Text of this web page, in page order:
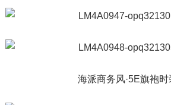
海派商务风·5E旗袍时